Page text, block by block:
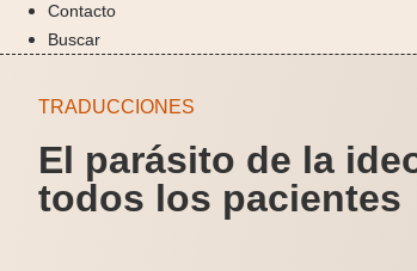
Contacto
Buscar
TRADUCCIONES
El parásito de la
todos los pacientes